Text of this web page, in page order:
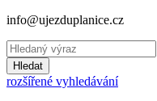
info@ujezduplanice.cz
Hledat
rozšířené vyhledávání